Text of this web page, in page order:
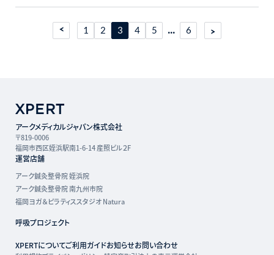
1 2 3 4 5 ... 6
アークメディカルジャパン株式会社
〒819-0006
福岡市西区姪浜駅南1-6-14 産照ビル２F
運営店舗
アーク鍼灸整骨院 姪浜院
アーク鍼灸整骨院 南九州市院
福岡ヨガ＆ピラティススタジオ Natura
呼吸プロジェクト
XPERTについてご利用ガイドお知らせお問い合わせ